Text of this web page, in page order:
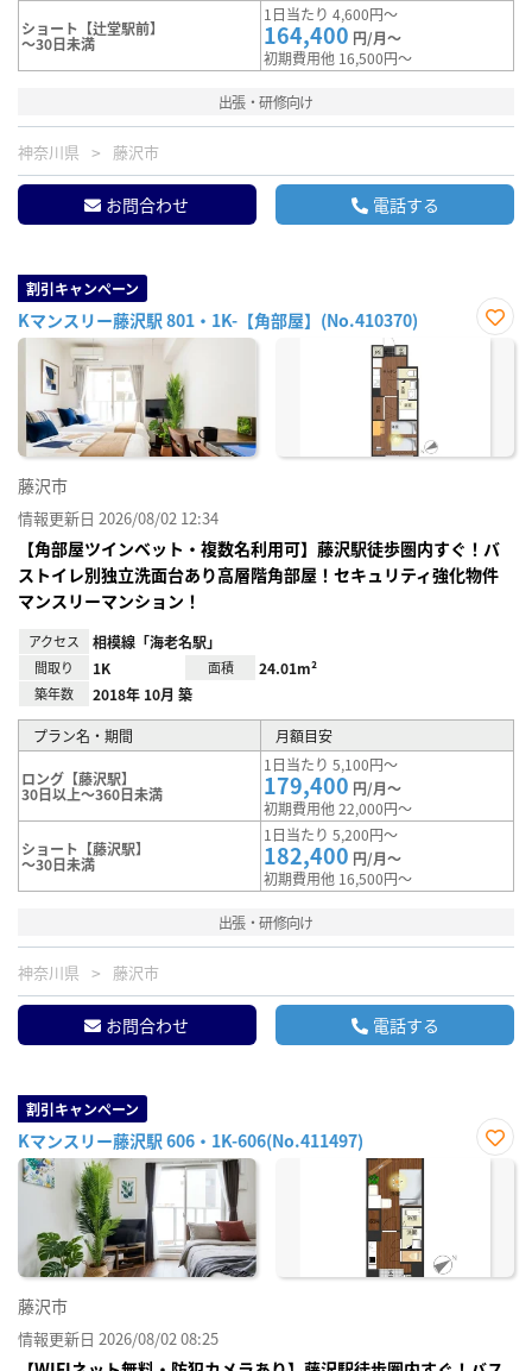
ショート【辻堂駅前】
～30日未満
1日当たり 4,600円～
164,400 円/月～
初期費用他 16,500円～
出張・研修向け
神奈川県 藤沢市
お問合わせ 電話する
割引キャンペーン
Kマンスリー藤沢駅 801・1K-【角部屋】(No.410370)
お気
藤沢市
情報更新日 2026/08/02 12:34
【角部屋ツインベット・複数名利用可】藤沢駅徒歩圏内すぐ！バ
ストイレ別独立洗面台あり高層階角部屋！セキュリティ強化物件
マンスリーマンション！
アクセス 相模線「海老名駅」
間取り 1K 面積 24.01m²
築年数 2018年 10月 築
プラン名・期間 月額目安
ロング【藤沢駅】
30日以上～360日未満
1日当たり 5,100円～
179,400 円/月～
初期費用他 22,000円～
ショート【藤沢駅】
～30日未満
1日当たり 5,200円～
182,400 円/月～
初期費用他 16,500円～
出張・研修向け
神奈川県 藤沢市
お問合わせ 電話する
割引キャンペーン
Kマンスリー藤沢駅 606・1K-606(No.411497)
お気
藤沢市
情報更新日 2026/08/02 08:25